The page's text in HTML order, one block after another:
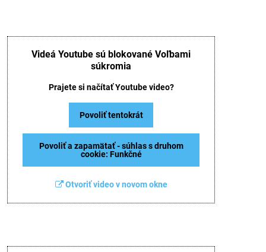
Videá Youtube sú blokované Voľbami
súkromia
Prajete si načítať Youtube video?
Povoliť tentokrát
Povoliť a zapamätať - súhlas s druhom
cookie: Funkčné
Otvoriť video v novom okne